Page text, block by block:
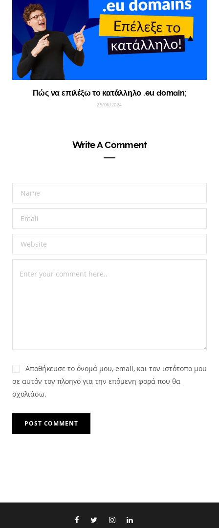
Πώς να επιλέξω το κατάλληλο .eu domain;
25/06/2024
Write A Comment
Αποθήκευσε το όνομά μου, email, και τον ιστότοπο μου
σε αυτόν τον πλοηγό για την επόμενη φορά που θα
σχολιάσω.